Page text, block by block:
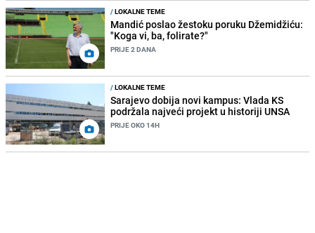
/LOKALNE TEME
Mandić poslao žestoku poruku Džemidžiću:
"Koga vi, ba, folirate?"
PRIJE 2 DANA
/LOKALNE TEME
Sarajevo dobija novi kampus: Vlada KS
podržala najveći projekt u historiji UNSA
PRIJE OKO 14H